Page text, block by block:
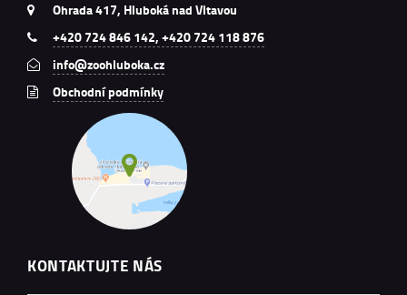
Ohrada 417, Hluboká nad Vltavou
+420 724 846 142, +420 724 118 876
info@zoohluboka.cz
Obchodní podmínky
KONTAKTUJTE NÁS